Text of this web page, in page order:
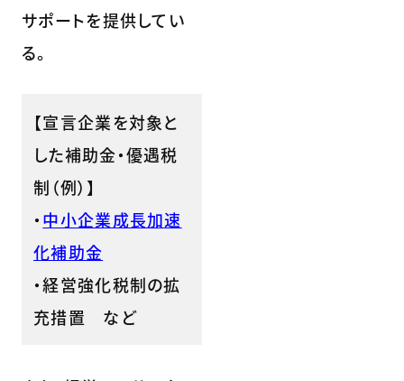
サポートを提供してい
る。
【宣言企業を対象と
した補助金・優遇税
制（例）】
・中小企業成長加速
化補助金
・経営強化税制の拡
充措置 など